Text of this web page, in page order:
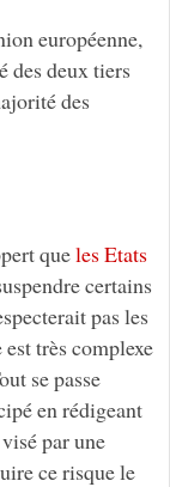
européenne,
des deux tiers
des
queles Etats
certains
pas les
très complexe
se passe
en rédigeant
par une
ce risque le